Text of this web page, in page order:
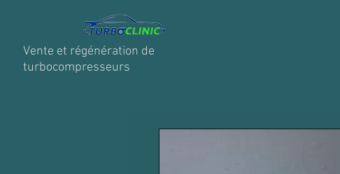
Vente et régénération de
turbocompresseurs